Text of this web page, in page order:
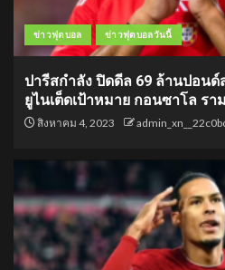
ข่าวฟุตบอล ข่าวฟุตบอลวันนี้
ปารีสกำลัง ปิดดีล 69 ล้านปอนด์
ยูไนเต็ดเป้าหมาย กอนซาโล รา
สิงหาคม 4, 2023